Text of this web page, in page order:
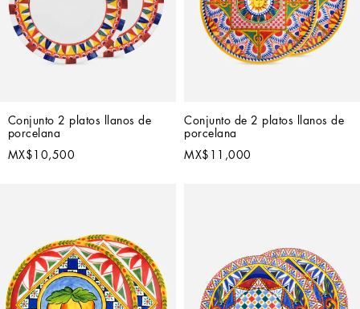
Conjunto 2 platos llanos de
porcelana
MX$10,500
Conjunto de 2 platos llanos de
porcelana
MX$11,000